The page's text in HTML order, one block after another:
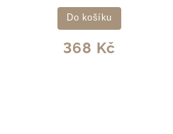
368 Kč
Do košíku